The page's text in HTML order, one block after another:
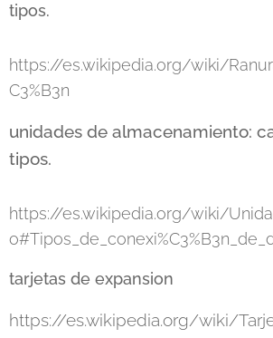
tipos.
https://es.wikipedia.org/wiki/
C3%B3n
unidades de almacenamiento:
tipos.
https://es.wikipedia.org/wiki/
tarjetas de expansion
https://es.wikipedia.org/wiki/